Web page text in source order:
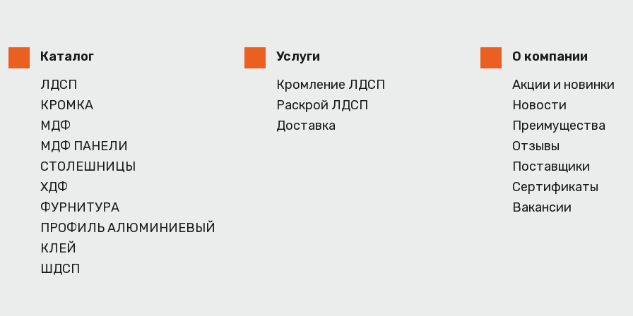
Каталог
ЛДСП
КРОМКА
МДФ
МДФ ПАНЕЛИ
СТОЛЕШНИЦЫ
ХДФ
ФУРНИТУРА
ПРОФИЛЬ АЛЮМИНИЕВЫЙ
КЛЕЙ
ШДСП
Услуги
Кромление ЛДСП
Раскрой ЛДСП
Доставка
О компании
Акции и новинки
Новости
Преимущества
Отзывы
Поставщики
Сертификаты
Вакансии